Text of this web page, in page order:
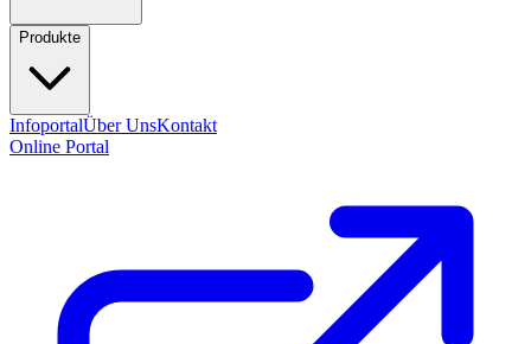
Produkte
InfoportalÜber UnsKontakt
Online Portal